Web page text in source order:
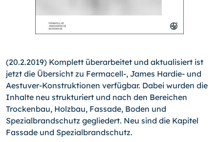
(20.2.2019) Komplett überarbeitet und aktualisiert ist
jetzt die Übersicht zu Fermacell-, James Hardie- und
Aestuver-Kon­struk­tionen verfügbar. Dabei wurden die
Inhalte neu strukturiert und nach den Bereichen
Trockenbau, Holzbau, Fassade, Boden und
Spezialbrandschutz gegliedert. Neu sind die Kapitel
Fassade und Spezialbrandschutz.